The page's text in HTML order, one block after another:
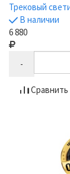
Трековый
В наличии
6 880
-
Сравнить